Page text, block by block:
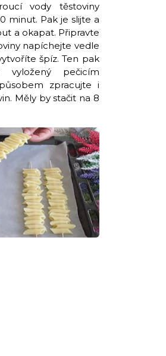
vody těstoviny
minut. Pak je slijte a
a okapat. Připravte
napíchejte vedle
špíz. Ten pak
pečicím
zpracujte i
Měly by stačit na 8